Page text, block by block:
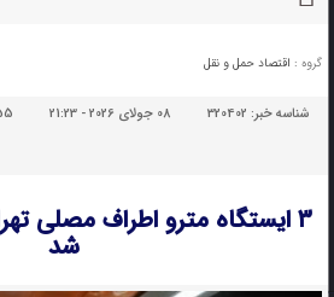
گروه : اقتصاد حمل و نقل
شناسه خبر:320402 08 جولای 2026 - 21:23 55 بازدید
۳ ایستگاه مترو اطراف مصلی
شد